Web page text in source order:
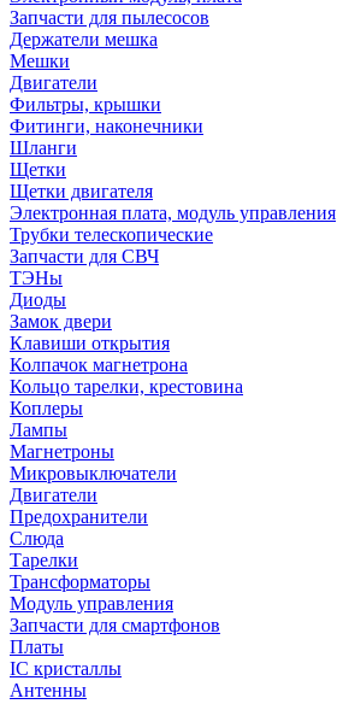
Запчасти для пылесосов
Держатели мешка
Мешки
Двигатели
Фильтры, крышки
Фитинги, наконечники
Шланги
Щетки
Щетки двигателя
Электронная плата, модуль управления
Трубки телескопические
Запчасти для СВЧ
ТЭНы
Диоды
Замок двери
Клавиши открытия
Колпачок магнетрона
Кольцо тарелки, крестовина
Коплеры
Лампы
Магнетроны
Микровыключатели
Двигатели
Предохранители
Слюда
Тарелки
Трансформаторы
Модуль управления
Запчасти для смартфонов
Платы
IC кристаллы
Антенны